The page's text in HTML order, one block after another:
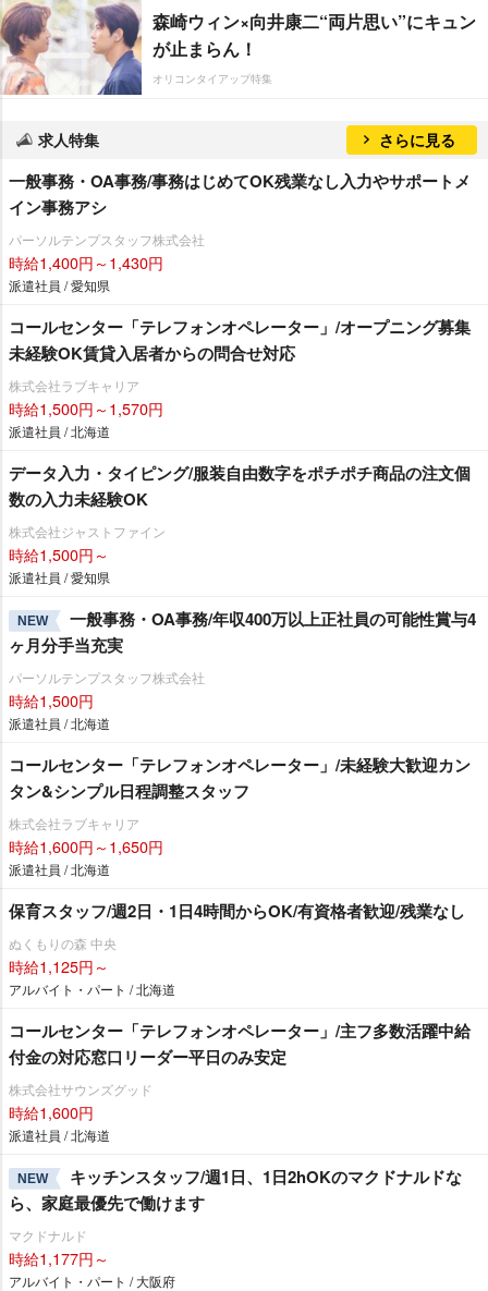
森崎ウィン×向井康二“両片思い”にキュン
が止まらん！
オリコンタイアップ特集
求人特集 さらに見る
一般事務・OA事務/事務はじめてOK残業なし入力やサポートメ
イン事務アシ
パーソルテンプスタッフ株式会社
時給1,400円～1,430円
派遣社員 / 愛知県
コールセンター「テレフォンオペレーター」/オープニング募集
未経験OK賃貸入居者からの問合せ対応
株式会社ラブキャリア
時給1,500円～1,570円
派遣社員 / 北海道
データ入力・タイピング/服装自由数字をポチポチ商品の注文個
数の入力未経験OK
株式会社ジャストファイン
時給1,500円～
派遣社員 / 愛知県
NEW
一般事務・OA事務/年収400万以上正社員の可能性賞与4
ヶ月分手当充実
パーソルテンプスタッフ株式会社
時給1,500円
派遣社員 / 北海道
コールセンター「テレフォンオペレーター」/未経験大歓迎カン
タン&シンプル日程調整スタッフ
株式会社ラブキャリア
時給1,600円～1,650円
派遣社員 / 北海道
保育スタッフ/週2日・1日4時間からOK/有資格者歓迎/残業なし
ぬくもりの森 中央
時給1,125円～
アルバイト・パート / 北海道
コールセンター「テレフォンオペレーター」/主フ多数活躍中給
付金の対応窓口リーダー平日のみ安定
株式会社サウンズグッド
時給1,600円
派遣社員 / 北海道
NEW
キッチンスタッフ/週1日、1日2hOKのマクドナルドな
ら、家庭最優先で働けます
マクドナルド
時給1,177円～
アルバイト・パート / 大阪府